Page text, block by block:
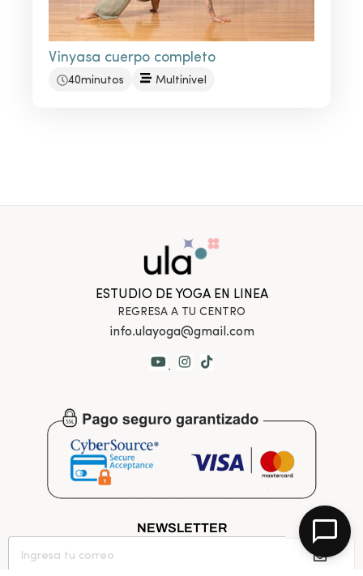
Vinyasa cuerpo completo
40minutos Multinivel
ESTUDIO DE YOGA EN LINEA
REGRESA A TU CENTRO
info.ulayoga@gmail.com
.
NEWSLETTER